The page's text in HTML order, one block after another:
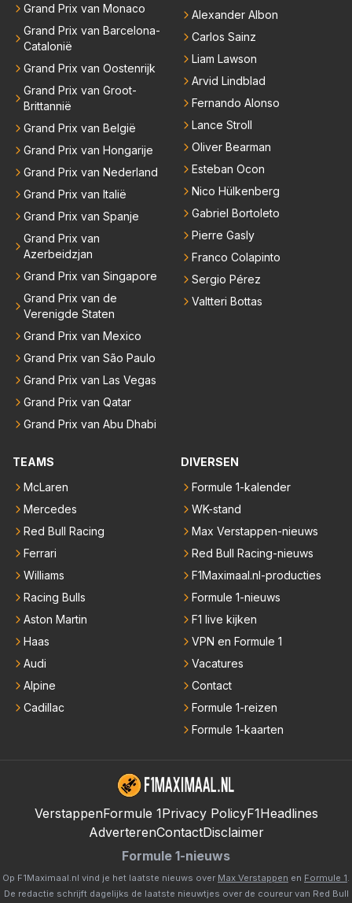
Grand Prix van Monaco
Grand Prix van Barcelona-
Catalonië
Grand Prix van Oostenrijk
Grand Prix van Groot-
Brittannië
Grand Prix van België
Grand Prix van Hongarije
Grand Prix van Nederland
Grand Prix van Italië
Grand Prix van Spanje
Grand Prix van
Azerbeidzjan
Grand Prix van Singapore
Grand Prix van de
Verenigde Staten
Grand Prix van Mexico
Grand Prix van São Paulo
Grand Prix van Las Vegas
Grand Prix van Qatar
Grand Prix van Abu Dhabi
Alexander Albon
Carlos Sainz
Liam Lawson
Arvid Lindblad
Fernando Alonso
Lance Stroll
Oliver Bearman
Esteban Ocon
Nico Hülkenberg
Gabriel Bortoleto
Pierre Gasly
Franco Colapinto
Sergio Pérez
Valtteri Bottas
TEAMS
McLaren
Mercedes
Red Bull Racing
Ferrari
Williams
Racing Bulls
Aston Martin
Haas
Audi
Alpine
Cadillac
DIVERSEN
Formule 1-kalender
WK-stand
Max Verstappen-nieuws
Red Bull Racing-nieuws
F1Maximaal.nl-producties
Formule 1-nieuws
F1 live kijken
VPN en Formule 1
Vacatures
Contact
Formule 1-reizen
Formule 1-kaarten
VerstappenFormule 1Privacy PolicyF1Headlines
AdverterenContactDisclaimer
Formule 1-nieuws
Op F1Maximaal.nl vind je het laatste nieuws over Max Verstappen en Formule 1.
De redactie schrijft dagelijks de laatste nieuwtjes over de coureur van Red Bull